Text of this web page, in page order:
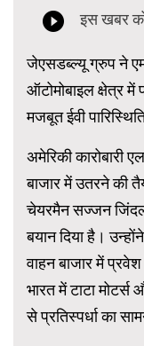
जेएसडब्ल्यू ग्रुप ने
ऑटोमोबाइल क्षेत्र में
मजबूत ईवी
अमेरिकी कारोबारी
बाजार में उतरने की
चेयरमैन सज्जन
बयान दिया है।
वाहन बाजार में
भारत में टाटा
से प्रतिस्पर्धा का